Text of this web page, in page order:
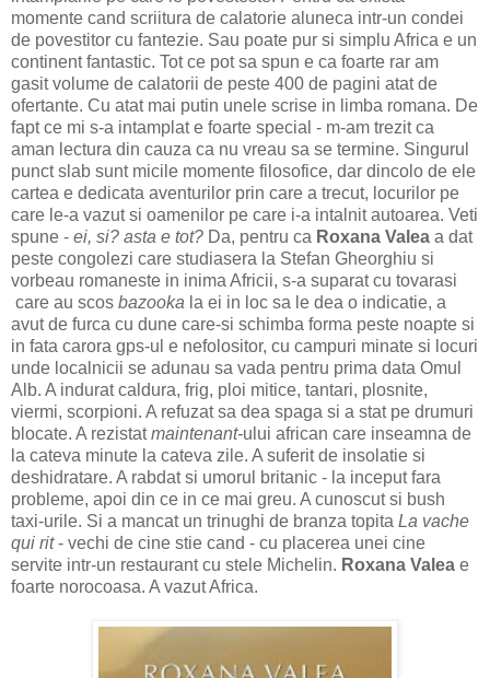
momente cand scriitura de calatorie aluneca intr-un condei
de povestitor cu fantezie. Sau poate pur si simplu Africa e un
continent fantastic. Tot ce pot sa spun e ca foarte rar am
gasit volume de calatorii de peste 400 de pagini atat de
ofertante. Cu atat mai putin unele scrise in limba romana. De
fapt ce mi s-a intamplat e foarte special - m-am trezit ca
aman lectura din cauza ca nu vreau sa se termine. Singurul
punct slab sunt micile momente filosofice, dar dincolo de ele
cartea e dedicata aventurilor prin care a trecut, locurilor pe
care le-a vazut si oamenilor pe care i-a intalnit autoarea. Veti
spune - ei, si? asta e tot? Da, pentru ca Roxana Valea a dat
peste congolezi care studiasera la Stefan Gheorghiu si
vorbeau romaneste in inima Africii, s-a suparat cu tovarasi
care au scos bazooka la ei in loc sa le dea o indicatie, a
avut de furca cu dune care-si schimba forma peste noapte si
in fata carora gps-ul e nefolositor, cu campuri minate si locuri
unde localnicii se adunau sa vada pentru prima data Omul
Alb. A indurat caldura, frig, ploi mitice, tantari, plosnite,
viermi, scorpioni. A refuzat sa dea spaga si a stat pe drumuri
blocate. A rezistatmaintenant-ului african care inseamna de
la cateva minute la cateva zile. A suferit de insolatie si
deshidratare. A rabdat si umorul britanic - la inceput fara
probleme, apoi din ce in ce mai greu. A cunoscut si bush
taxi-urile. Si a mancat un trinughi de branza topita La vache
qui rit- vechi de cine stie cand - cu placerea unei cine
servite intr-un restaurant cu stele Michelin. Roxana Valea e
foarte norocoasa. A vazut Africa.